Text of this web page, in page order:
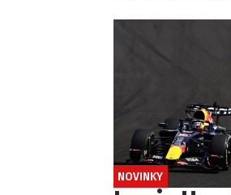
Problémy s
George Russella
NOVINKY